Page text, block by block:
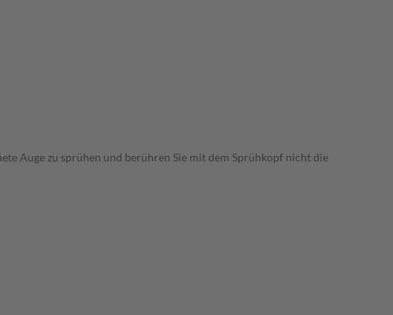
Auge zu sprühen und berühren Sie mit dem Sprühkopf nicht die